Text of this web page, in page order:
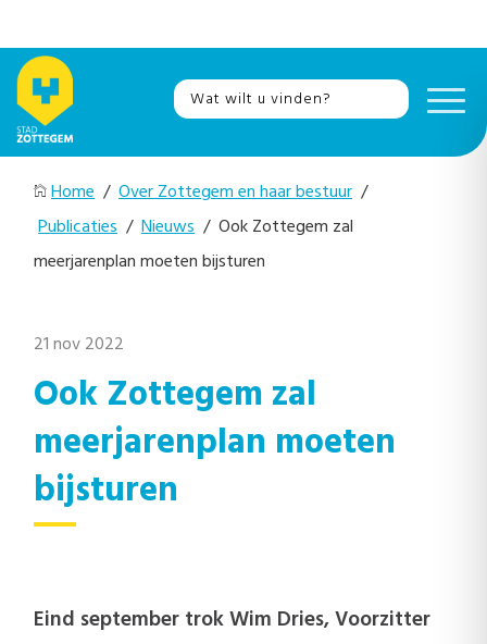
Home / Over Zottegem en haar bestuur /
Publicaties / Nieuws / Ook Zottegem zal
meerjarenplan moeten bijsturen
21 nov 2022
Ook Zottegem zal
meerjarenplan moeten
bijsturen
Eind september trok Wim Dries, Voorzitter